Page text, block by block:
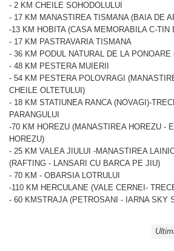
- 2 KM CHEILE SOHODOLULUI
- 17 KM MANASTIREA TISMANA (BAIA DE
-13 KM HOBITA (CASA MEMORABILA C-TIN
- 17 KM PASTRAVARIA TISMANA
- 36 KM PODUL NATURAL DE LA
- 48 KM PESTERA MUIERII
- 54 KM PESTERA POLOVRAGI
CHEILE OLTETULUI)
- 18 KM STATIUNEA RANCA (NOVAGI)-
PARANGULUI
-70 KM HOREZU (MANASTIREA HOREZU -
HOREZU)
- 25 KM VALEA JIULUI -MANASTIREA
(RAFTING - LANSARI CU BARCA PE JIU)
- 70 KM - OBARSIA LOTRULUI
-110 KM HERCULANE (VALE CERNEI-
- 60 KMSTRAJA (PETROSANI - IARNA SKY